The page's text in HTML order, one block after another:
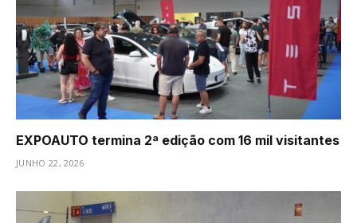
EXPOAUTO termina 2ª edição com 16 mil visitantes
JUNHO 22, 2026